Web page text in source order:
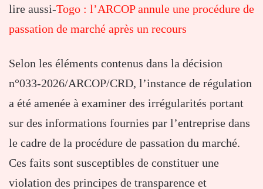
lire aussi-Togo : l’ARCOP annule une procédure de
passation de marché après un recours
Selon les éléments contenus dans la décision
n°033-2026/ARCOP/CRD, l’instance de régulation
a été amenée à examiner des irrégularités portant
sur des informations fournies par l’entreprise dans
le cadre de la procédure de passation du marché.
Ces faits sont susceptibles de constituer une
violation des principes de transparence et